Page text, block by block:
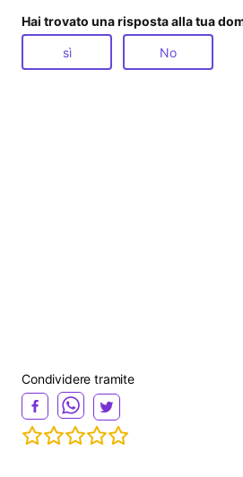
Hai trovato una risposta alla tua
sì No
Condividere tramite